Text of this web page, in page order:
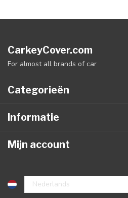
CarkeyCover.com
For almost all brands of car
Categorieën
Informatie
Mijn account